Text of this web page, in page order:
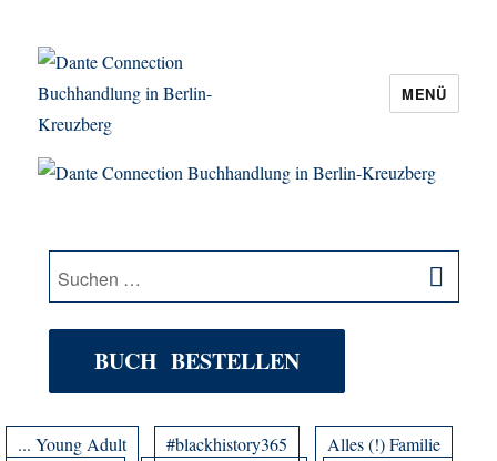
Dante Connection Buchhandlung in
MENÜ
Suche
nach:
BUCH BESTELLEN
... Young Adult #blackhistory365
Alles (!) Familie